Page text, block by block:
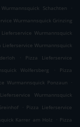
Schachten
.
Wurmannsquick Grinzing
Lieferservice Wurmannsquick
Lieferservice Wurmannsquick
.
Pizza Lieferservice
Wolfersberg .
Pizza
Wurmannsquick Ponzaun
.
Wurmannsquick
. Pizza Lieferservice
Karrer am Holz . Pizza